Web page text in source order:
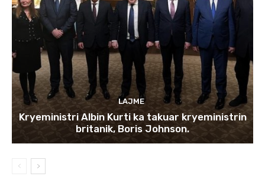
LAJME
Kryeministri Albin Kurti ka takuar kryeministrin
britanik, Boris Johnson.